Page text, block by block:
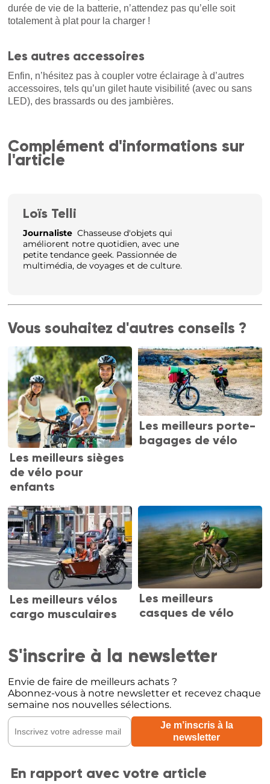
durée de vie de la batterie, n’attendez pas qu’elle soit
totalement à plat pour la charger !
Les autres accessoires
Enfin, n’hésitez pas à coupler votre éclairage à d’autres
accessoires, tels qu’un gilet haute visibilité (avec ou sans
LED), des brassards ou des jambières.
Complément d'informations sur
l'article
Loïs Telli
Journaliste Chasseuse d'objets qui
améliorent notre quotidien, avec une
petite tendance geek. Passionnée de
multimédia, de voyages et de culture.
Vous souhaitez d'autres conseils ?
Les meilleurs sièges
de vélo pour
enfants
Les meilleurs porte-
bagages de vélo
Les meilleurs vélos
cargo musculaires
Les meilleurs
casques de vélo
S'inscrire à la newsletter
Envie de faire de meilleurs achats ?
Abonnez-vous à notre newsletter et recevez chaque
semaine nos nouvelles sélections.
En rapport avec votre article